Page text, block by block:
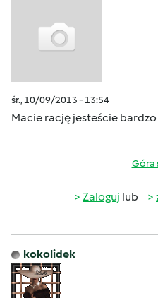
śr., 10/09/2013 - 13:54
Macie rację jesteście
Góra
Zaloguj lub
kokolidek